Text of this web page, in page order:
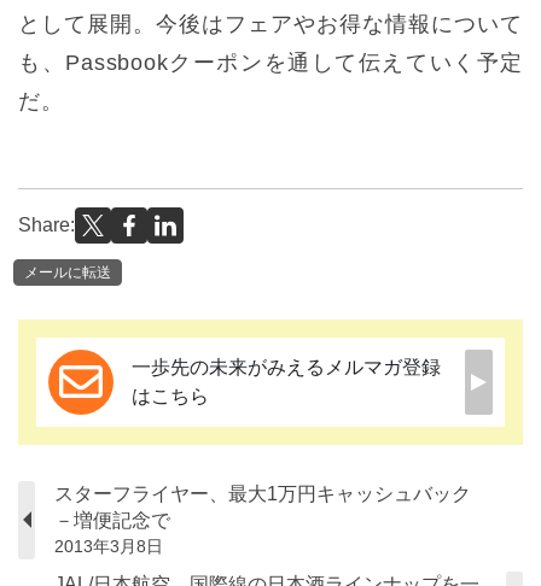
として展開。今後はフェアやお得な情報について
も、Passbookクーポンを通して伝えていく予定
だ。
Share:
メールに転送
一歩先の未来がみえるメルマガ登録
はこちら
スターフライヤー、最大1万円キャッシュバック
－増便記念で
2013年3月8日